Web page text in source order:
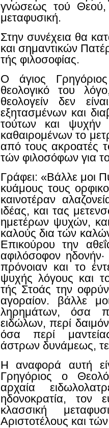
γνώσεως τού
μεταφυσική.
Στην συνέχεια θα
και σημαντικών
τής φιλοσοφίας.
Ο άγιος
θεολογικό του
θεολογείν δεν
εξητασμένων και
τούτων και
καθαιρομένων το
από τους ακροατές
τών φιλοσόφων για
Γράφει: «Βάλλε μοι
κυάμους τους
καινοτέραν
ιδέας, και τας
ημετέρων ψυχών,
καλούς δια τών
Επικούρου την
αφιλόσοφον ηδονήν·
πρόνοιαν και το
ψυχής λόγους και
τής Στοάς την
αγοραίον. βάλλε
ληρημάτων, όσα
ειδώλων, περί
όσα περί
άστρων δυνάμεως,
Η αναφορά αυτή
Γρηγόριος ο
αρχαία
ηδονοκρατία, τον
κλασσική
Αριστοτέλους και